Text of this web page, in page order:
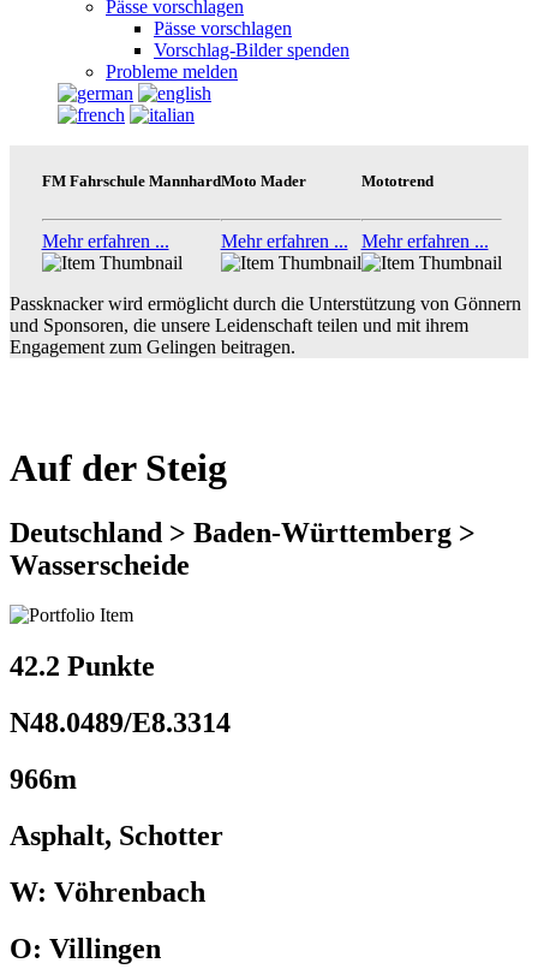
Pässe vorschlagen
Pässe vorschlagen
Vorschlag-Bilder spenden
Probleme melden
FM Fahrschule Mannhard
Mehr erfahren ...
Moto Mader
Mehr erfahren ...
Mototrend
Mehr erfahren ...
Passknacker wird ermöglicht durch die Unterstützung von Gönnern
und Sponsoren, die unsere Leidenschaft teilen und mit ihrem
Engagement zum Gelingen beitragen.
Auf der Steig
Deutschland > Baden-Württemberg >
Wasserscheide
42.2 Punkte
N48.0489/E8.3314
966m
Asphalt, Schotter
W: Vöhrenbach
O: Villingen